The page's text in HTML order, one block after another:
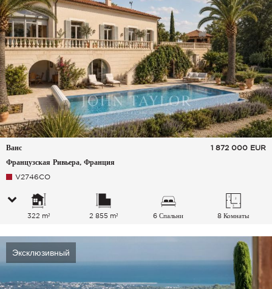
Ванс
Французская Ривьера, Франция
1 872 000 EUR
V2746CO
322 m² 2 855 m² 6 Спальни 8 Комнаты
Эксклюзивный